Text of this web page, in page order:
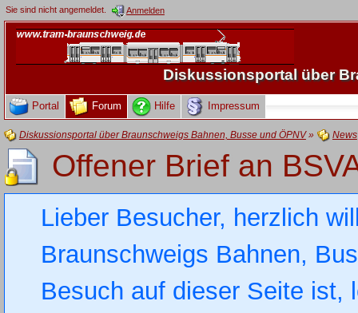
Sie sind nicht angemeldet. Anmelden
Diskussionsportal über
Portal Forum Hilfe Impressum
Diskussionsportal über Braunschweigs Bahnen, Busse und ÖPNV» News
Offener Brief an
Lieber Besucher, herzlich
Braunschweigs Bahnen,
Besuch auf dieser Seite